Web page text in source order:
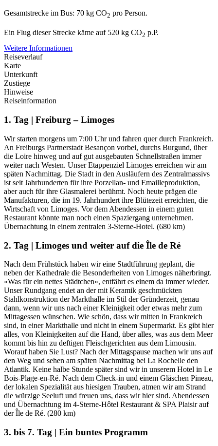
Gesamtstrecke im Bus: 70 kg CO2 pro Person.
Ein Flug dieser Strecke käme auf 520 kg CO2 p.P.
Weitere Informationen
Reiseverlauf
Karte
Unterkunft
Zustiege
Hinweise
Reiseinformation
1. Tag | Freiburg – Limoges
Wir starten morgens um 7:00 Uhr und fahren quer durch Frankreich.
An Freiburgs Partnerstadt Besançon vorbei, durchs Burgund, über
die Loire hinweg und auf gut ausgebauten Schnellstraßen immer
weiter nach Westen. Unser Etappenziel Limoges erreichen wir am
späten Nachmittag. Die Stadt in den Ausläufern des Zentralmassivs
ist seit Jahrhunderten für ihre Porzellan- und Emailleproduktion,
aber auch für ihre Glasmalerei berühmt. Noch heute prägen die
Manufakturen, die im 19. Jahrhundert ihre Blütezeit erreichten, die
Wirtschaft von Limoges. Vor dem Abendessen in einem guten
Restaurant könnte man noch einen Spaziergang unternehmen.
Übernachtung in einem zentralen 3-Sterne-Hotel. (680 km)
2. Tag | Limoges und weiter auf die Île de Ré
Nach dem Frühstück haben wir eine Stadtführung geplant, die
neben der Kathedrale die Besonderheiten von Limoges näherbringt.
»Was für ein nettes Städtchen«, entfährt es einem da immer wieder.
Unser Rundgang endet an der mit Keramik geschmückten
Stahlkonstruktion der Markthalle im Stil der Gründerzeit, genau
dann, wenn wir uns nach einer Kleinigkeit oder etwas mehr zum
Mittagessen wünschen. Wie schön, dass wir mitten in Frankreich
sind, in einer Markthalle und nicht in einem Supermarkt. Es gibt hier
alles, von Kleinigkeiten auf die Hand, über alles, was aus dem Meer
kommt bis hin zu deftigen Fleischgerichten aus dem Limousin.
Worauf haben Sie Lust? Nach der Mittagspause machen wir uns auf
den Weg und sehen am späten Nachmittag bei La Rochelle den
Atlantik. Keine halbe Stunde später sind wir in unserem Hotel in Le
Bois-Plage-en-Ré. Nach dem Check-in und einem Gläschen Pineau,
der lokalen Spezialität aus hiesigen Trauben, atmen wir am Strand
die würzige Seeluft und freuen uns, dass wir hier sind. Abendessen
und Übernachtung im 4-Sterne-Hôtel Restaurant & SPA Plaisir auf
der Île de Ré. (280 km)
3. bis 7. Tag | Ein buntes Programm